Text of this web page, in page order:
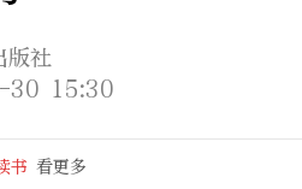
版社
30 15:30
书 看更多